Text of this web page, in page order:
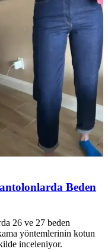
Beden
26 ve 27 beden
yöntemlerinin kotun
inceleniyor.